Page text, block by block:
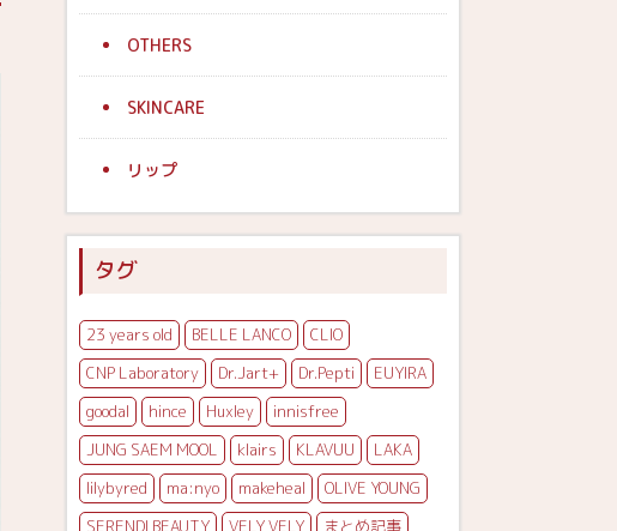
OTHERS
SKINCARE
リップ
タグ
23 years old BELLE LANCO
CLIO
CNP Laboratory
Dr.Jart+ Dr.Pepti
EUYIRA
goodal
hince Huxley
innisfree
JUNG SAEM MOOL
klairs KLAVUU
LAKA
lilybyred
ma:nyo makeheal
OLIVE YOUNG
SERENDI BEAUTY
VELY VELY
まとめ記事